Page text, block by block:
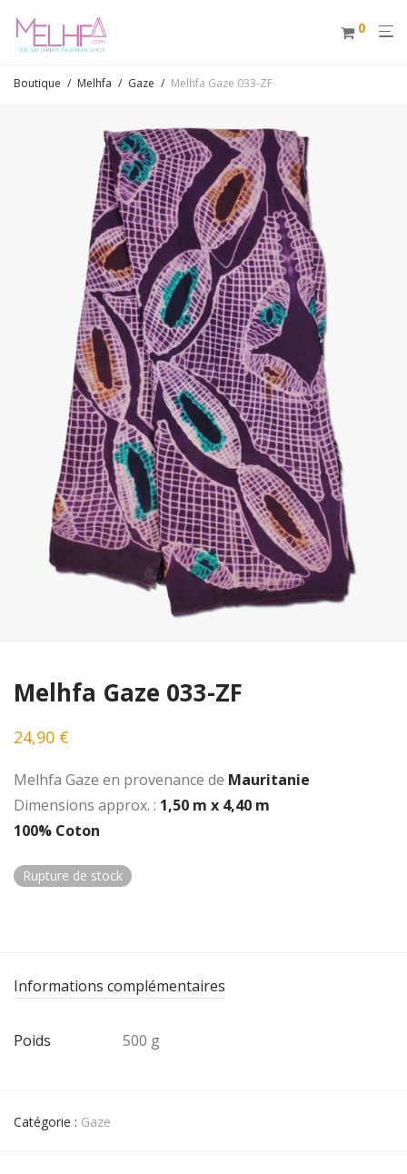
0
Boutique / Melhfa / Gaze / Melhfa Gaze 033-ZF
Melhfa Gaze 033-ZF
24,90 €
Melhfa Gaze en provenance de Mauritanie
Dimensions approx. : 1,50 m x 4,40 m
100% Coton
Rupture de stock
Informations complémentaires
Poids 500 g
Catégorie : Gaze